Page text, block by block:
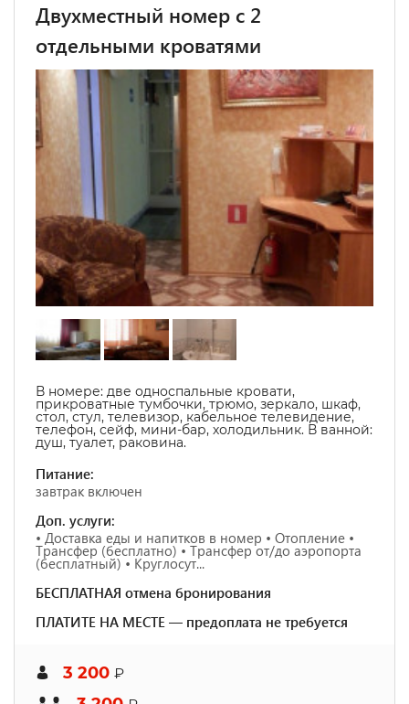
Двухместный номер с 2
отдельными кроватями
В номере: две односпальные кровати,
прикроватные тумбочки, трюмо, зеркало, шкаф,
стол, стул, телевизор, кабельное телевидение,
телефон, сейф, мини-бар, холодильник. В ванной:
душ, туалет, раковина.
Питание:
завтрак включен
Доп. услуги:
• Доставка еды и напитков в номер • Отопление •
Трансфер (бесплатно) • Трансфер от/до аэропорта
(бесплатный) • Круглосут...
БЕСПЛАТНАЯ отмена бронирования
ПЛАТИТЕ НА МЕСТЕ — предоплата не требуется
3 200 ₽